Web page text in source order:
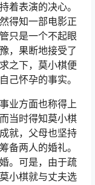
着表演的决心。
得知一部电影正
只是一个不起眼
，果断地接受了
之下，莫小棋便
己怀孕的事实。
业方面也称得上
当时得知莫小棋
就，父母也坚持
备两人的婚礼。
。可是，由于疏
小棋就与丈夫选